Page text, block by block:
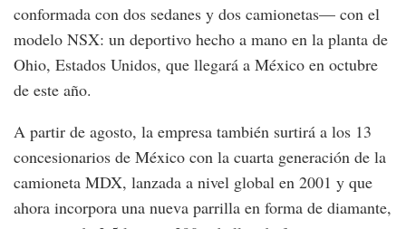
conformada con dos sedanes y dos camionetas— con el
modelo NSX: un deportivo hecho a mano en la planta de
Ohio, Estados Unidos, que llegará a México en octubre
de este año.
A partir de agosto, la empresa también surtirá a los 13
concesionarios de México con la cuarta generación de la
camioneta MDX, lanzada a nivel global en 2001 y que
ahora incorpora una nueva parrilla en forma de diamante,